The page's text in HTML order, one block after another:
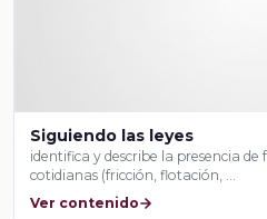
Siguiendo las leyes
identifica y describe la presencia
cotidianas (fricción, flotación, …
Ver contenido